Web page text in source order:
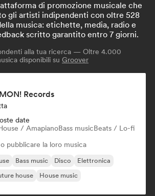
di promozione musicale che
gli artisti indipendenti con oltre 528
musica: etichette, media, radio e
scritto garantito entro 7 giorni.
alla tua ricerca — Oltre 4.000
disponibili su Groover
Records
date
/ AmapianoBass musicBeats / Lo-fi
pubblicare la loro musica
Bass music Disco
Elettronica
house House music